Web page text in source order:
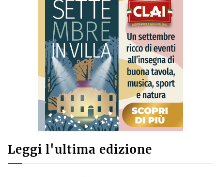
Leggi l'ultima edizione